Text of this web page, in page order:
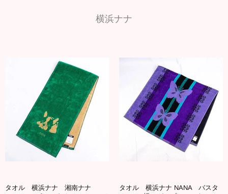
横浜ナナ
タオル 横浜ナナ 湘南ナナ
タオル 横浜ナナ NANA バスタ